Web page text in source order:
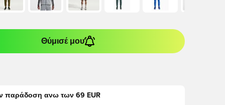
Θύμισέ μου
παράδοση ανω των 69 EUR